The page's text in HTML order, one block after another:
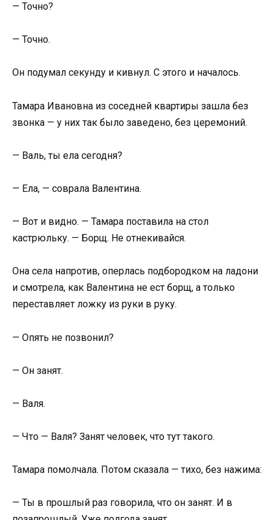
— Точно?
— Точно.
Он подумал секунду и кивнул. С этого и началось.
Тамара Ивановна из соседней квартиры зашла без
звонка — у них так было заведено, без церемоний.
— Валь, ты ела сегодня?
— Ела, — соврала Валентина.
— Вот и видно. — Тамара поставила на стол
кастрюльку. — Борщ. Не отнекивайся.
Она села напротив, оперлась подбородком на ладони
и смотрела, как Валентина не ест борщ, а только
переставляет ложку из руки в руку.
— Опять не позвонил?
— Он занят.
— Валя.
— Что — Валя? Занят человек, что тут такого.
Тамара помолчала. Потом сказала — тихо, без нажима:
— Ты в прошлый раз говорила, что он занят. И в